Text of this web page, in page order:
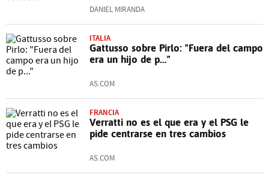
DANIEL MIRANDA
ITALIA
Gattusso sobre Pirlo: "Fuera del campo
era un hijo de p..."
AS.COM
FRANCIA
Verratti no es el que era y el PSG le
pide centrarse en tres cambios
AS.COM